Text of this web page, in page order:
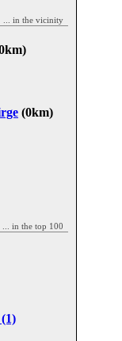
... in the vicinity
(0km)
... in the top 100